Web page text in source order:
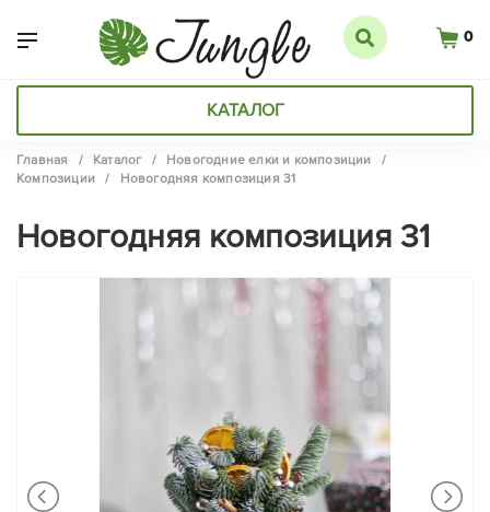
0
КАТАЛОГ
Главная / Каталог / Новогодние елки и композиции
/
Композиции
/ Новогодняя композиция 31
Новогодняя композиция 31